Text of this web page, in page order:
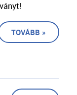
TOVÁBB »